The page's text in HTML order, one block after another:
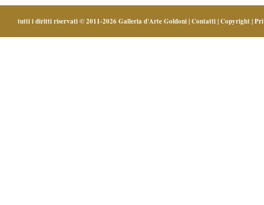
tutti i diritti riservati © 2011-2026Galleria d'Arte Goldoni|Contatti|Copyright|